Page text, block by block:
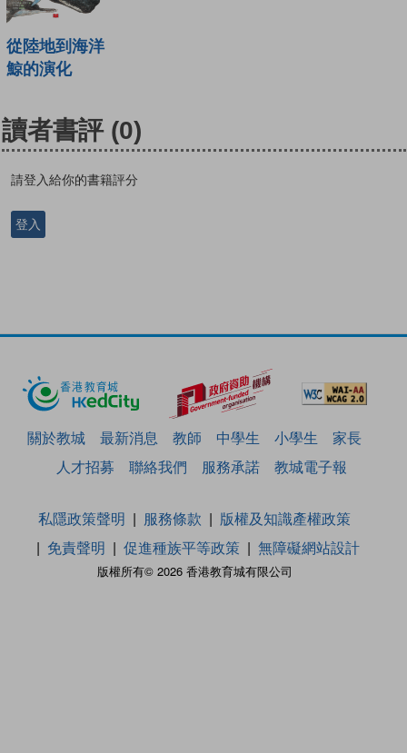
從陸地到海洋
鯨的演化
讀者書評 (0)
請登入給你的書籍評分
登入
關於教城 最新消息 教師 中學生 小學生
家長
人才招募
聯絡我們 服務承諾 教城電子報
版權所有© 2026 香港教育城有限公司
私隱政策聲明 服務條款
版權及知識產權政策
免責聲明
促進種族平等政策 無障礙網站設計